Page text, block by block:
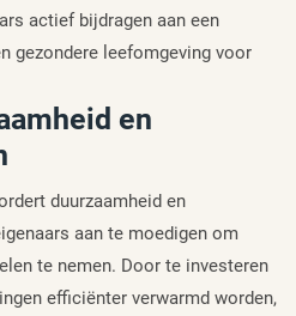
actief bijdragen aan een
gezondere leefomgeving voor
en
duurzaamheid en
aan te moedigen om
te nemen. Door te investeren
efficiënter verwarmd worden,